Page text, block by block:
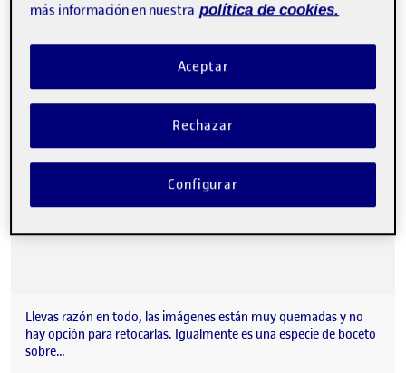
PROYECTO II_entrega semanal 3
Publicado por
Alejandro Escribano Ocaña
Fecha de publicación2 octubre, 2023 9:11 pm
-1 comentario
Llevas razón en todo, las imágenes están muy quemadas y no
hay opción para retocarlas. Igualmente es una especie de boceto
sobre…
más información en nuestra política de cookies.
Rechazar
Aceptar
Configurar